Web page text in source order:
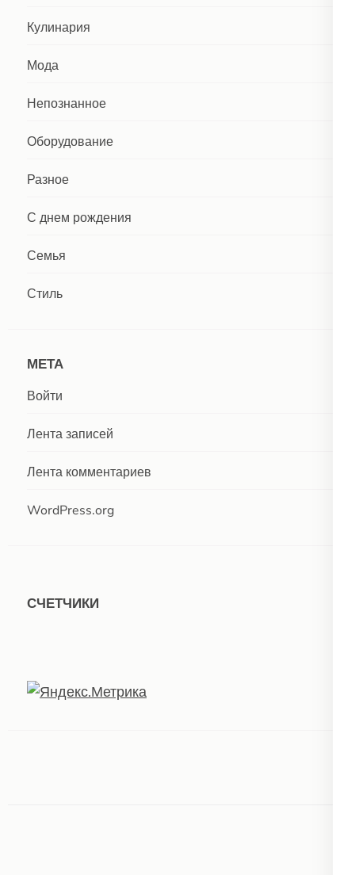
Кулинария
Мода
Непознанное
Оборудование
Разное
С днем рождения
Семья
Стиль
МЕТА
Войти
Лента записей
Лента комментариев
WordPress.org
СЧЕТЧИКИ